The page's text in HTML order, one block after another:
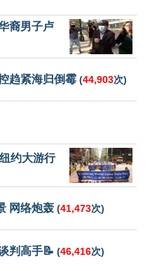
裔男子卢
趋紧海归倒霉 (44,903次)
约大游行
网络炮轰 (41,473次)
判高手📝 (46,416次)